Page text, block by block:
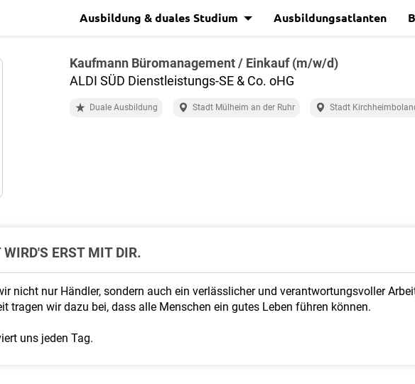
Ausbildung & duales Studium Ausbildungsatlanten
Kaufmann Büromanagement / Einkauf (m/w/d)
ALDI SÜD Dienstleistungs-SE & Co. oHG
Duale Ausbildung Stadt Mülheim an der Ruhr Stadt
WIRD'S ERST MIT DIR.
nicht nur Händler, sondern auch ein verlässlicher und verantwortungsvoller
tragen wir dazu bei, dass alle Menschen ein gutes Leben führen können.
uns jeden Tag.